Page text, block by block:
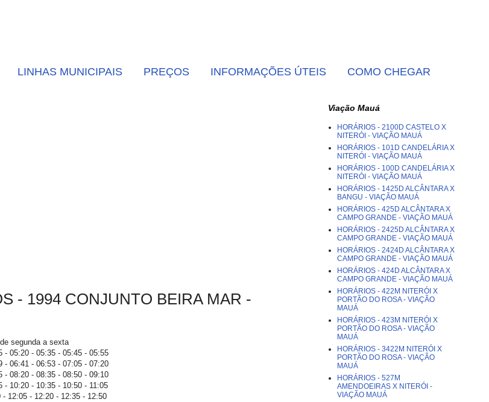
LINHAS MUNICIPAIS PREÇOS INFORMAÇÕES ÚTEIS COMO CHEGAR
- 1994 CONJUNTO BEIRA MAR -
segunda a sexta
- 05:20 - 05:35 - 05:45 - 05:55
- 06:41 - 06:53 - 07:05 - 07:20
- 08:20 - 08:35 - 08:50 - 09:10
- 10:20 - 10:35 - 10:50 - 11:05
- 12:05 - 12:20 - 12:35 - 12:50
Viação Mauá
HORÁRIOS - 2100D CASTELO X
NITERÓI - VIAÇÃO MAUÁ
HORÁRIOS - 101D CANDELÁRIA X
NITERÓI - VIAÇÃO MAUÁ
HORÁRIOS - 100D CANDELÁRIA X
NITERÓI - VIAÇÃO MAUÁ
HORÁRIOS - 1425D ALCÂNTARA X
BANGU - VIAÇÃO MAUÁ
HORÁRIOS - 425D ALCÂNTARA X
CAMPO GRANDE - VIAÇÃO MAUÁ
HORÁRIOS - 2425D ALCÂNTARA X
CAMPO GRANDE - VIAÇÃO MAUÁ
HORÁRIOS - 2424D ALCÂNTARA X
CAMPO GRANDE - VIAÇÃO MAUÁ
HORÁRIOS - 424D ALCÂNTARA X
CAMPO GRANDE - VIAÇÃO MAUÁ
HORÁRIOS - 422M NITERÓI X
PORTÃO DO ROSA - VIAÇÃO
MAUÁ
HORÁRIOS - 423M NITERÓI X
PORTÃO DO ROSA - VIAÇÃO
MAUÁ
HORÁRIOS - 3422M NITERÓI X
PORTÃO DO ROSA - VIAÇÃO
MAUÁ
HORÁRIOS - 527M
AMENDOEIRAS X NITERÓI -
VIAÇÃO MAUÁ